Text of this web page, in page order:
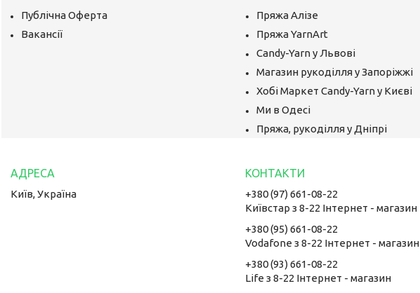
Публічна Оферта
Вакансії
Пряжа Алізе
Пряжа YarnArt
Candy-Yarn у Львові
Магазин рукоділля у Запоріжжі
Хобі Маркет Candy-Yarn у Києві
Ми в Одесі
Пряжа, рукоділля у Дніпрі
Київ, Україна
+380 (97) 661-08-22
Київстар з 8-22 Інтернет - магазин
+380 (95) 661-08-22
Vodafone з 8-22 Інтернет - магазин
+380 (93) 661-08-22
Life з 8-22 Інтернет - магазин